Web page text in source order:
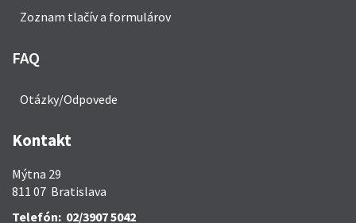
Zoznam tlačív a formulárov
FAQ
Otázky/Odpovede
Kontakt
Mýtna 29
811 07 Bratislava
Telefón: 02/3907 5042